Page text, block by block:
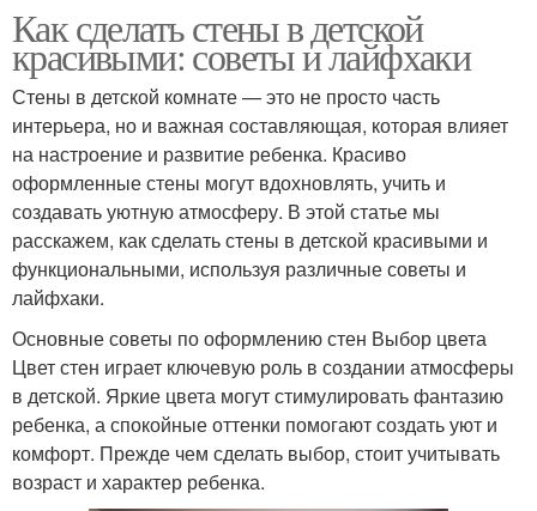
Как сделать стены в детской
красивыми: советы и лайфхаки
Стены в детской комнате — это не просто часть
интерьера, но и важная составляющая, которая влияет
на настроение и развитие ребенка. Красиво
оформленные стены могут вдохновлять, учить и
создавать уютную атмосферу. В этой статье мы
расскажем, как сделать стены в детской красивыми и
функциональными, используя различные советы и
лайфхаки.
Основные советы по оформлению стен Выбор цвета
Цвет стен играет ключевую роль в создании атмосферы
в детской. Яркие цвета могут стимулировать фантазию
ребенка, а спокойные оттенки помогают создать уют и
комфорт. Прежде чем сделать выбор, стоит учитывать
возраст и характер ребенка.